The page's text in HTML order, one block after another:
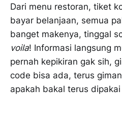
Dari menu restoran, tiket
bayar belanjaan, semua
banget makenya, tinggal
voila! Informasi langsung
pernah kepikiran gak sih,
code bisa ada, terus
apakah bakal terus